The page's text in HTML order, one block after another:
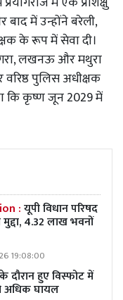
में उन्होंने बरेली,
के रूप में सेवा दी।
लखनऊ और मथुरा
पुलिस अधीक्षक
कि कृष्ण जून 2029 में
:यूपी विधान परिषद
4.32 लाख भवनों
19:08:00
दौरान हुए विस्फोट में
अधिक घायल